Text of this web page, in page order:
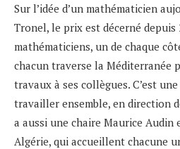
Sur l’idée d’un mathématicien
Tronel, le prix est décerné depuis
mathématiciens, un de chaque
chacun traverse la Méditerranée
travaux à ses collègues. C’est
travailler ensemble, en direction
a aussi une chaire Maurice Audin
Algérie, qui accueillent chacune